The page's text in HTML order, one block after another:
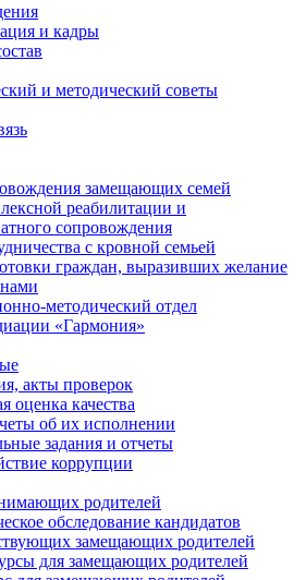
и кадры
и методический советы
замещающих семей
реабилитации и
сопровождения
с кровной семьей
граждан, выразивших желание
методический отдел
«Гармония»
акты проверок
оценка качества
об их исполнении
задания и отчеты
коррупции
родителей
обследование кандидатов
замещающих родителей
для замещающих родителей